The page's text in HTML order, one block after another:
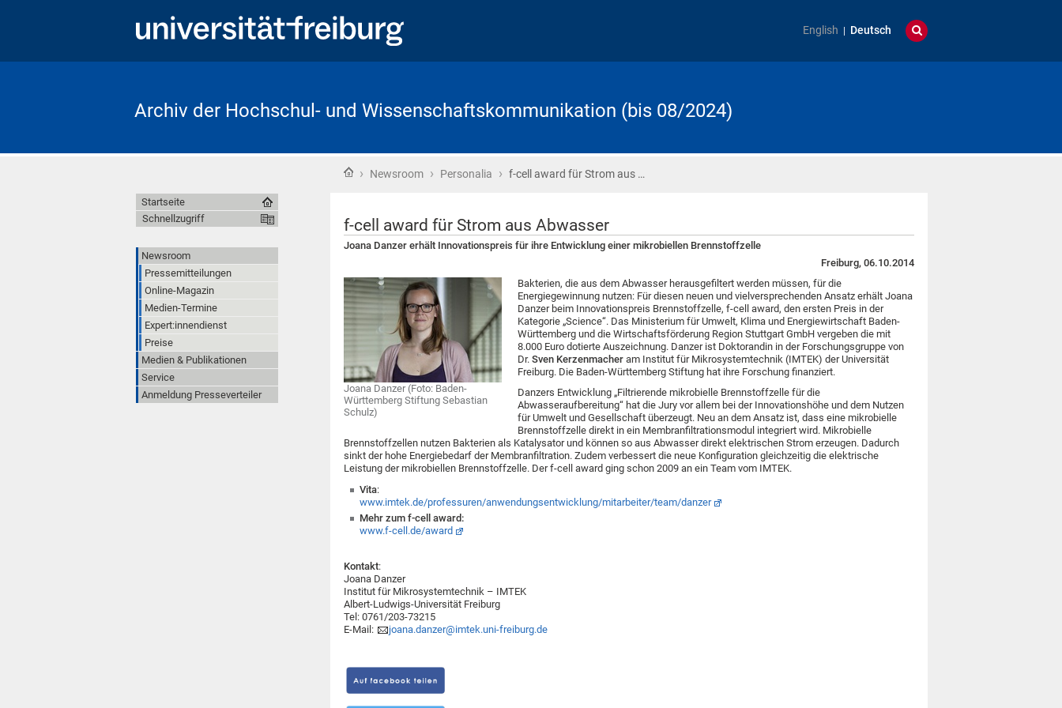
English Deutsch
Archiv der Hochschul- und Wissenschaftskommunikation (bis 08/2024)
Startseite
› Newsroom › Personalia › f-cell award für Strom aus …
f-cell award für Strom aus Abwasser
Joana Danzer erhält Innovationspreis für ihre Entwicklung einer mikrobiellen Brennstoffzelle
Freiburg, 06.10.2014
Joana Danzer (Foto: Baden-
Württemberg Stiftung Sebastian
Schulz)
Bakterien, die aus dem Abwasser herausgefiltert werden müssen, für die
Energiegewinnung nutzen: Für diesen neuen und vielversprechenden Ansatz erhält Joana
Danzer beim Innovationspreis Brennstoffzelle, f-cell award, den ersten Preis in der
Kategorie „Science“. Das Ministerium für Umwelt, Klima und Energiewirtschaft Baden-
Württemberg und die Wirtschaftsförderung Region Stuttgart GmbH vergeben die mit
8.000 Euro dotierte Auszeichnung. Danzer ist Doktorandin in der Forschungsgruppe von
Dr. Sven Kerzenmacher am Institut für Mikrosystemtechnik (IMTEK) der Universität
Freiburg. Die Baden-Württemberg Stiftung hat ihre Forschung finanziert.
Danzers Entwicklung „Filtrierende mikrobielle Brennstoffzelle für die
Abwasseraufbereitung“ hat die Jury vor allem bei der Innovationshöhe und dem Nutzen
für Umwelt und Gesellschaft überzeugt. Neu an dem Ansatz ist, dass eine mikrobielle
Brennstoffzelle direkt in ein Membranfiltrationsmodul integriert wird. Mikrobielle
Brennstoffzellen nutzen Bakterien als Katalysator und können so aus Abwasser direkt elektrischen Strom erzeugen. Dadurch
sinkt der hohe Energiebedarf der Membranfiltration. Zudem verbessert die neue Konfiguration gleichzeitig die elektrische
Leistung der mikrobiellen Brennstoffzelle. Der f-cell award ging schon 2009 an ein Team vom IMTEK.
Vita:
www.imtek.de/professuren/anwendungsentwicklung/mitarbeiter/team/danzer
Mehr zum f-cell award:
www.f-cell.de/award
Kontakt:
Joana Danzer
Institut für Mikrosystemtechnik – IMTEK
Albert-Ludwigs-Universität Freiburg
Tel: 0761/203-73215
E-Mail:
joana.danzer@imtek.uni-freiburg.de
Startseite
Schnellzugriff
Newsroom
Pressemitteilungen
Online-Magazin
Medien-Termine
Expert:innendienst
Preise
Medien & Publikationen
Service
Anmeldung Presseverteiler